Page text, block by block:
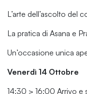
L’arte dell’ascolto del
La pratica di Asana e
Un’occasione unica
Venerdì 14 Ottobre
14:30 > 16:00 Arrivo e